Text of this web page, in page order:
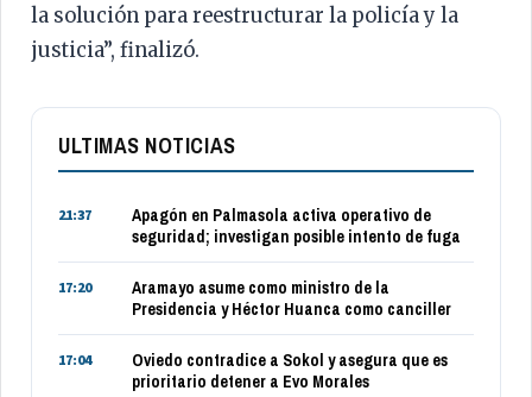
la solución para reestructurar la policía y la
justicia”, finalizó.
ULTIMAS NOTICIAS
21:37
Apagón en Palmasola activa operativo de
seguridad; investigan posible intento de fuga
17:20
Aramayo asume como ministro de la
Presidencia y Héctor Huanca como canciller
17:04
Oviedo contradice a Sokol y asegura que es
prioritario detener a Evo Morales